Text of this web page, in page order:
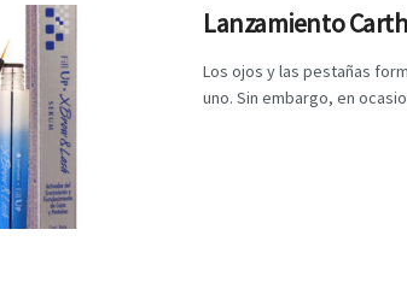
Lanzamiento
Los ojos y las pestañas
uno. Sin embargo, en